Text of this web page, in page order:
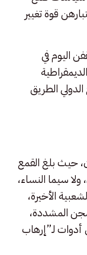
قوة تغيير
اليوم في
الطريق
حيث بلغ القمع
سيما النساء،
الأخيرة،
المشددة،
لـ”إرهاب